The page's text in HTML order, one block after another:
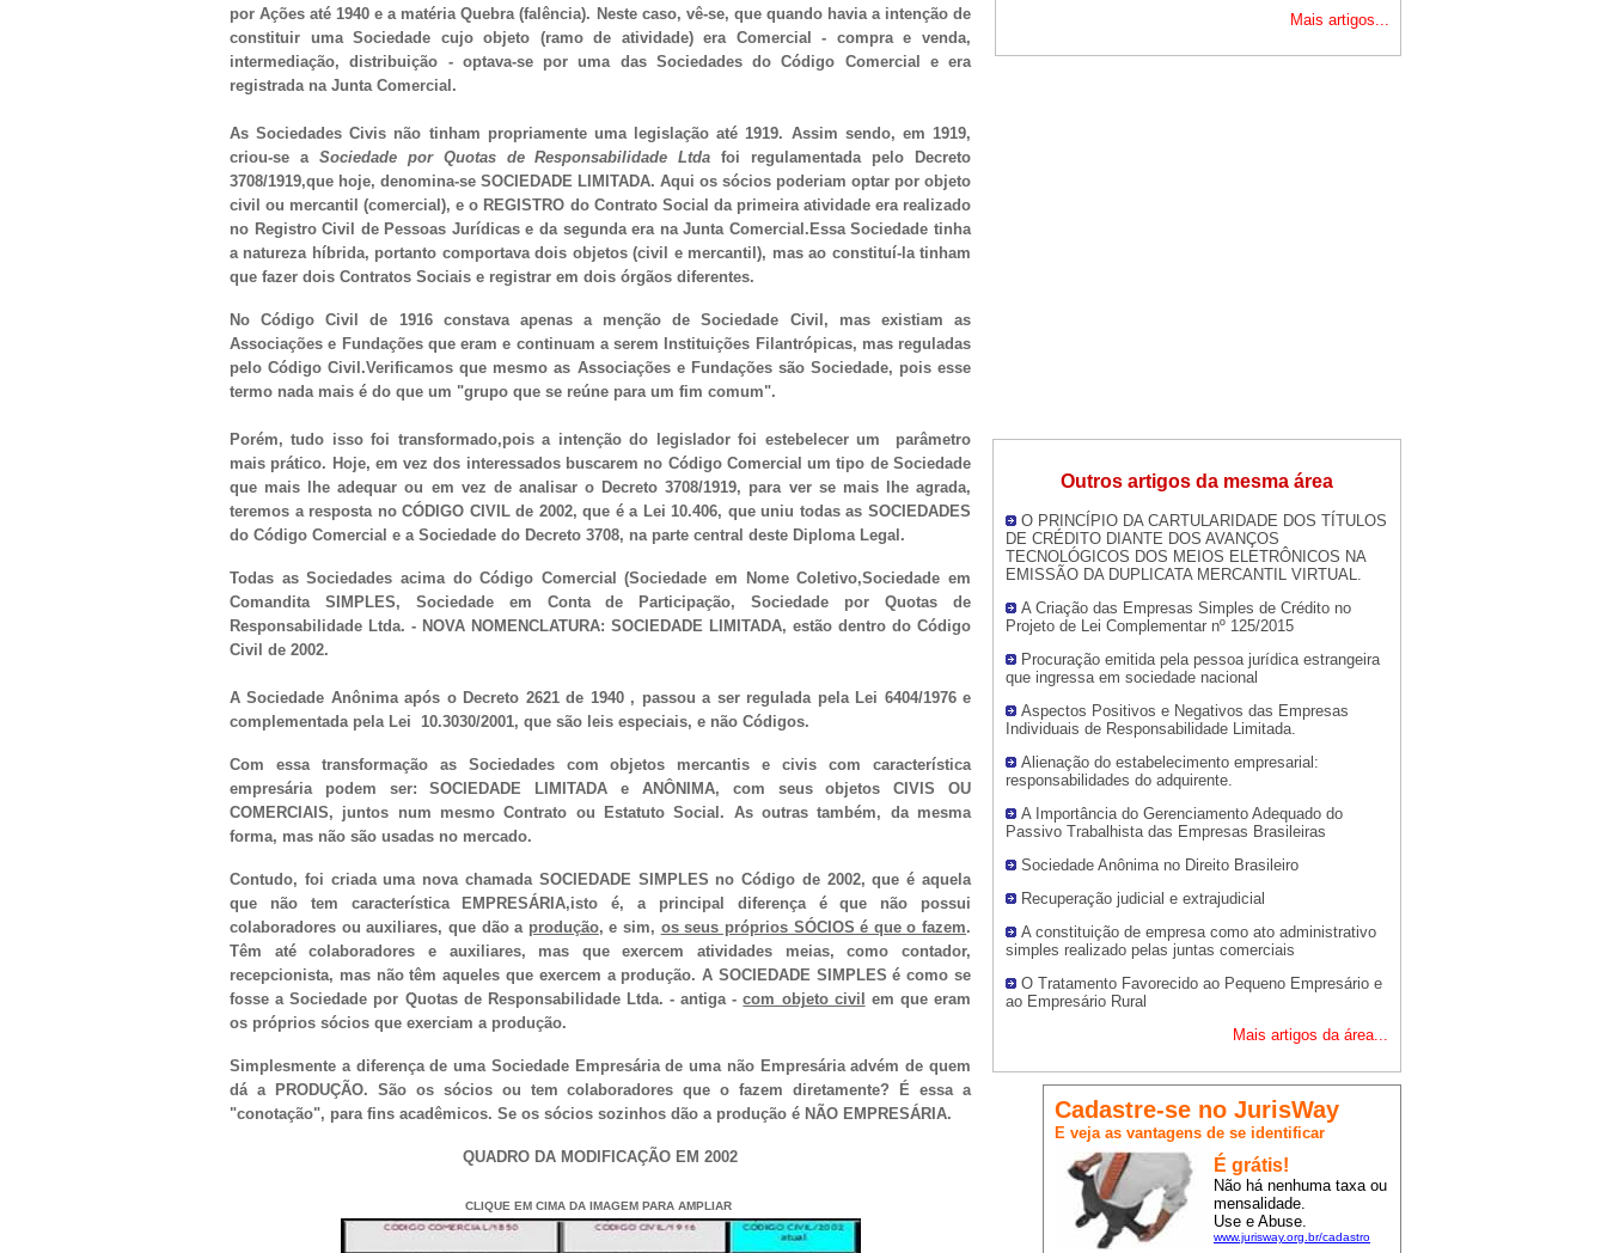
Mais artigos...
Outros artigos da mesma área
O PRINCÍPIO DA CARTULARIDADE DOS TÍTULOS
DE CRÉDITO DIANTE DOS AVANÇOS
TECNOLÓGICOS DOS MEIOS ELETRÔNICOS NA
EMISSÃO DA DUPLICATA MERCANTIL VIRTUAL.
A Criação das Empresas Simples de Crédito no
Projeto de Lei Complementar nº 125/2015
Procuração emitida pela pessoa jurídica estrangeira
que ingressa em sociedade nacional
Aspectos Positivos e Negativos das Empresas
Individuais de Responsabilidade Limitada.
Alienação do estabelecimento empresarial:
responsabilidades do adquirente.
A Importância do Gerenciamento Adequado do
Passivo Trabalhista das Empresas Brasileiras
Sociedade Anônima no Direito Brasileiro
Recuperação judicial e extrajudicial
A constituição de empresa como ato administrativo
simples realizado pelas juntas comerciais
O Tratamento Favorecido ao Pequeno Empresário e
ao Empresário Rural
Mais artigos da área...
Cadastre-se no JurisWay
E veja as vantagens de se identificar
É grátis!
Não há nenhuma taxa ou
mensalidade.
Use e Abuse.
www.jurisway.org.br/cadastro
por Ações até 1940 e a matéria Quebra (falência). Neste caso, vê-se, que quando havia a intenção de
constituir uma Sociedade cujo objeto (ramo de atividade) era Comercial - compra e venda,
intermediação, distribuição - optava-se por uma das Sociedades do Código Comercial e era
registrada na Junta Comercial.
As Sociedades Civis não tinham propriamente uma legislação até 1919. Assim sendo, em 1919,
criou-se a Sociedade por Quotas de Responsabilidade Ltda foi regulamentada pelo Decreto
3708/1919,que hoje, denomina-se SOCIEDADE LIMITADA. Aqui os sócios poderiam optar por objeto
civil ou mercantil (comercial), e o REGISTRO do Contrato Social da primeira atividade era realizado
no Registro Civil de Pessoas Jurídicas e da segunda era na Junta Comercial.Essa Sociedade tinha
a natureza híbrida, portanto comportava dois objetos (civil e mercantil), mas ao constituí-la tinham
que fazer dois Contratos Sociais e registrar em dois órgãos diferentes.
No Código Civil de 1916 constava apenas a menção de Sociedade Civil, mas existiam as
Associações e Fundações que eram e continuam a serem Instituições Filantrópicas, mas reguladas
pelo Código Civil.Verificamos que mesmo as Associações e Fundações são Sociedade, pois esse
termo nada mais é do que um "grupo que se reúne para um fim comum".
Porém, tudo isso foi transformado,pois a intenção do legislador foi estebelecer um parâmetro
mais prático. Hoje, em vez dos interessados buscarem no Código Comercial um tipo de Sociedade
que mais lhe adequar ou em vez de analisar o Decreto 3708/1919, para ver se mais lhe agrada,
teremos a resposta no CÓDIGO CIVIL de 2002, que é a Lei 10.406, que uniu todas as SOCIEDADES
do Código Comercial e a Sociedade do Decreto 3708, na parte central deste Diploma Legal.
Todas as Sociedades acima do Código Comercial (Sociedade em Nome Coletivo,Sociedade em
Comandita SIMPLES, Sociedade em Conta de Participação, Sociedade por Quotas de
Responsabilidade Ltda. - NOVA NOMENCLATURA: SOCIEDADE LIMITADA, estão dentro do Código
Civil de 2002.
A Sociedade Anônima após o Decreto 2621 de 1940 , passou a ser regulada pela Lei 6404/1976 e
complementada pela Lei 10.3030/2001, que são leis especiais, e não Códigos.
Com essa transformação as Sociedades com objetos mercantis e civis com característica
empresária podem ser: SOCIEDADE LIMITADA e ANÔNIMA, com seus objetos CIVIS OU
COMERCIAIS, juntos num mesmo Contrato ou Estatuto Social. As outras também, da mesma
forma, mas não são usadas no mercado.
Contudo, foi criada uma nova chamada SOCIEDADE SIMPLES no Código de 2002, que é aquela
que não tem característica EMPRESÁRIA,isto é, a principal diferença é que não possui
colaboradores ou auxiliares, que dão a produção, e sim, os seus próprios SÓCIOS é que o fazem.
Têm até colaboradores e auxiliares, mas que exercem atividades meias, como contador,
recepcionista, mas não têm aqueles que exercem a produção. A SOCIEDADE SIMPLES é como se
fosse a Sociedade por Quotas de Responsabilidade Ltda. - antiga -com objeto civil em que eram
os próprios sócios que exerciam a produção.
Simplesmente a diferença de uma Sociedade Empresária de uma não Empresária advém de quem
dá a PRODUÇÃO. São os sócios ou tem colaboradores que o fazem diretamente? É essa a
"conotação", para fins acadêmicos. Se os sócios sozinhos dão a produção é NÃO EMPRESÁRIA.
QUADRO DA MODIFICAÇÃO EM 2002
CLIQUE EM CIMA DA IMAGEM PARA AMPLIAR